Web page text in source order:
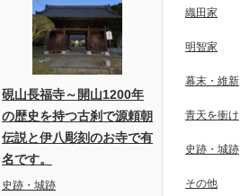
硯山長福寺～開山1200年
の歴史を持つ古刹で源頼朝
伝説と伊八彫刻のお寺で有
名です。
史跡・城跡
織田家
明智家
幕末・維新
青天を衝け
史跡・城跡
その他